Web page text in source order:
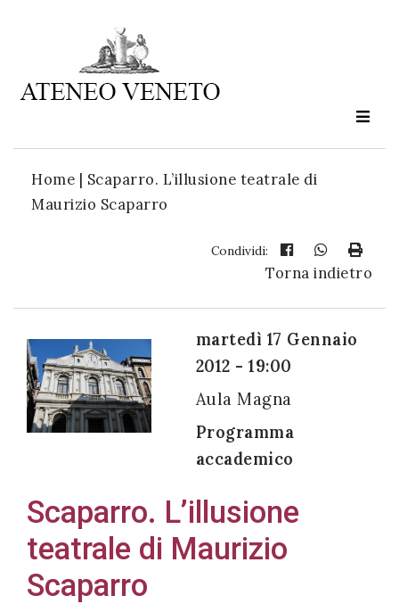
Home | Scaparro. L’illusione teatrale di
Maurizio Scaparro
Condividi:
Torna indietro
martedì 17 Gennaio
2012 - 19:00
Aula Magna
Programma
accademico
Scaparro. L’illusione
teatrale di Maurizio
Scaparro
Ateneo
è
cultura
Acconsento
all'uso dei
miei dati
personali in
accordo